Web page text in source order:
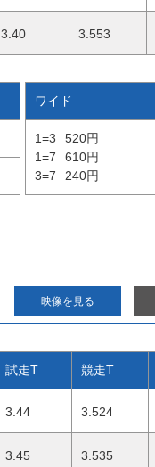
3.40 3.553
ワイド
1=3
520円
1=7
610円
3=7
240円
映像を見る
試走T 競走T
3.44 3.524
3.45 3.535